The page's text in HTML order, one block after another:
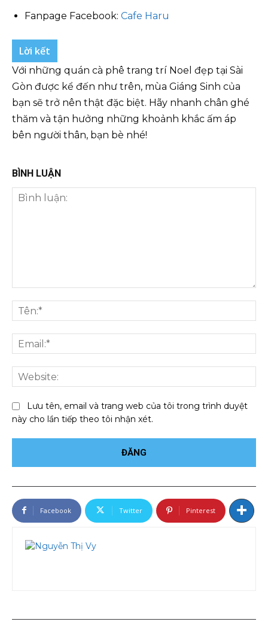
Fanpage Facebook: Cafe Haru
Lời kết
Với những quán cà phê trang trí Noel đẹp tại Sài
Gòn được kể đến như trên, mùa Giáng Sinh của
bạn sẽ trở nên thật đặc biệt. Hãy nhanh chân ghé
thăm và tận hưởng những khoảnh khắc ấm áp
bên người thân, bạn bè nhé!
BÌNH LUẬN
luận:
Lưu tên, email và trang web của tôi trong trình duyệt
này cho lần tiếp theo tôi nhận xét.
Facebook Twitter Pinterest